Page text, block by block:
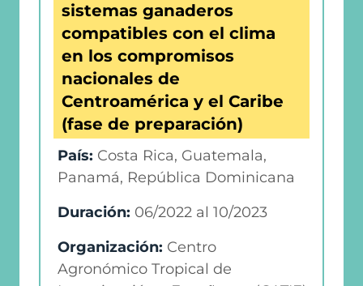
sistemas ganaderos
compatibles con el clima
en los compromisos
nacionales de
Centroamérica y el Caribe
(fase de preparación)
País: Costa Rica, Guatemala,
Panamá, República Dominicana
Duración: 06/2022 al 10/2023
Organización: Centro
Agronómico Tropical de